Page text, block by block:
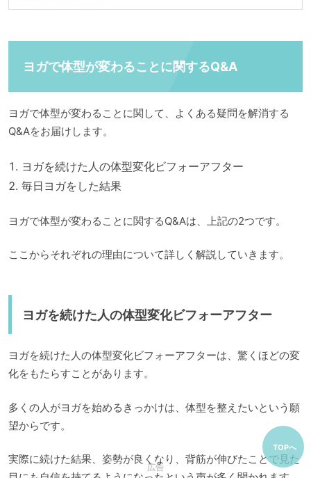
ヨガで体型が変わることに関するQ&A
ヨガで体型が変わることに関して、よくある疑問を解消する
Q&Aをお届けします。
ヨガを続けた人の体型変化ビフォーアフター
毎日ヨガをした結果
ヨガで体型が変わることに関するQ&Aは、上記の2つです。
ここからそれぞれの理由について詳しく解説していきます。
ヨガを続けた人の体型変化ビフォーアフター
ヨガを続けた人の体型変化ビフォーアフターは、驚くほどの変
化をもたらすことがあります。
多くの人がヨガを始めるきっかけは、体型を整えたいという願
望からです。
実際に続けた結果、姿勢が良くなり、背筋が伸びたことで見た
TOPへ
広告